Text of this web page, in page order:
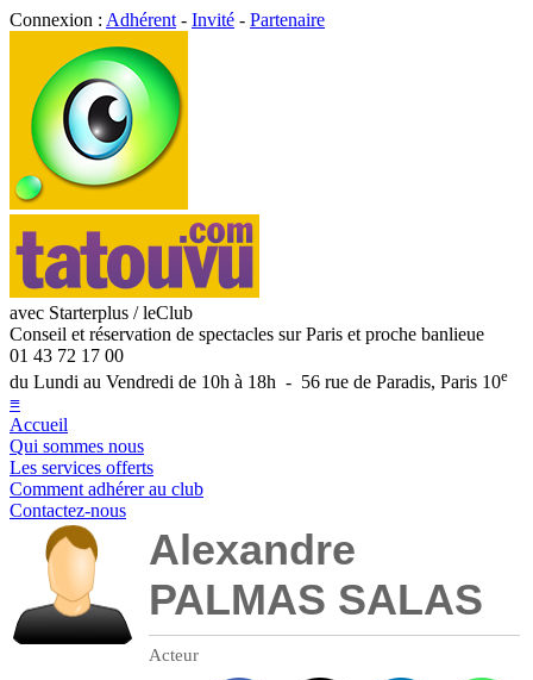
Connexion : Adhérent - Invité - Partenaire
avec Starterplus / leClub
Conseil et réservation de spectacles sur Paris et proche banlieue
01 43 72 17 00
du Lundi au Vendredi de 10h à 18h - 56 rue de Paradis, Paris 10e
≡
Accueil
Qui sommes nous
Les services offerts
Comment adhérer au club
Contactez-nous
Alexandre
PALMAS SALAS
Acteur